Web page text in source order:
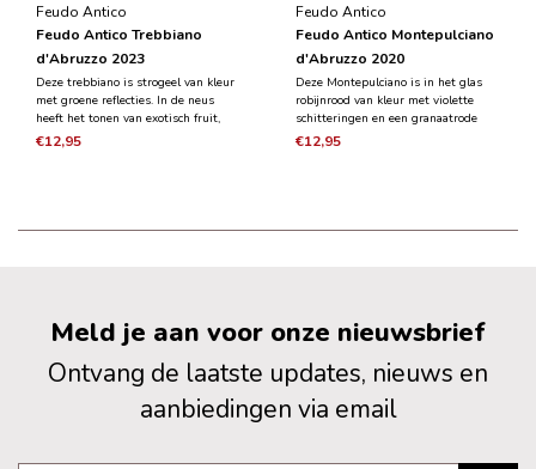
Feudo Antico
Feudo Antico Trebbiano
d'Abruzzo 2023
Deze trebbiano is strogeel van kleur
met groene reflecties. In de neus
heeft het tonen van exotisch fruit,
bloemen en gedroogd fruit. In de
mond delicaat en evenwichtig met
€12,95
Feudo Antico
Feudo Antico Montepulciano
d'Abruzzo 2020
Deze Montepulciano is in het glas
robijnrood van kleur met violette
schitteringen en een granaatrode
rand. In de neus tonen van rijp rood
fruit, zoethout en cacao. De wijn is
€12,95
Meld je aan voor onze nieuwsbrief
Ontvang de laatste updates, nieuws en
aanbiedingen via email